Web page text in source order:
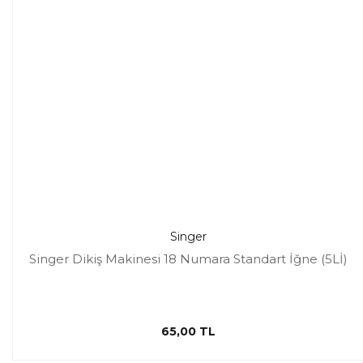
Singer
Singer Dikiş Makinesi 18 Numara Standart İğne (5Lİ)
65,00 TL